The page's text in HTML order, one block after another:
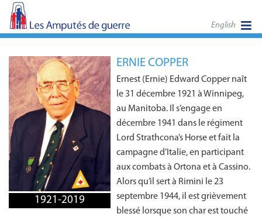
English
1921-2019
ERNIE COPPER
Ernest (Ernie) Edward Copper naît
le 31 décembre 1921 à Winnipeg,
au Manitoba. Il s’engage en
décembre 1941 dans le régiment
Lord Strathcona’s Horse et fait la
campagne d’Italie, en participant
aux combats à Ortona et à Cassino.
Alors qu’il sert à Rimini le 23
septembre 1944, il est grièvement
blessé lorsque son char est touché